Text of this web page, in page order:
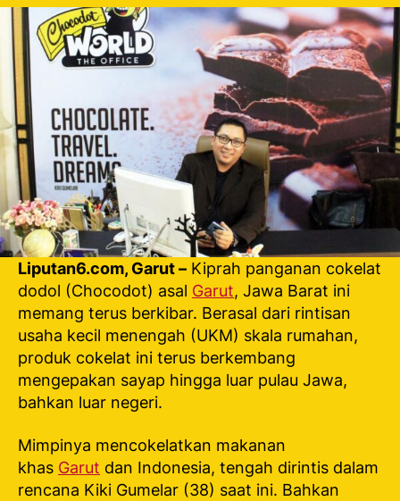
Gumelar
Mencokelatkan
Indonesia
Liputan6.com, Garut – Kiprah panganan cokelat
dodol (Chocodot) asal Garut, Jawa Barat ini
memang terus berkibar. Berasal dari rintisan
usaha kecil menengah (UKM) skala rumahan,
produk cokelat ini terus berkembang
mengepakan sayap hingga luar pulau Jawa,
bahkan luar negeri.
Mimpinya mencokelatkan makanan
khas Garut dan Indonesia, tengah dirintis dalam
rencana Kiki Gumelar (38) saat ini. Bahkan